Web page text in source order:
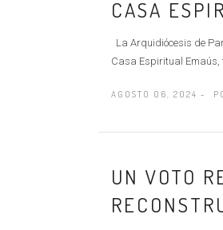
CASA
La Arquidiócesis de
Casa Espiritual
AGOSTO 06, 2024 -
UN VOTO